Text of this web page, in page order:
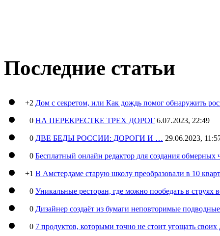
Последние статьи
+2 Дом с секретом, или Как дождь помог обнаружить
0 НА ПЕРЕКРЕСТКЕ ТРЕХ ДОРОГ 6.07.2023, 22:49
0 ДВЕ БЕДЫ РОССИИ: ДОРОГИ И … 29.06.2023,
0 Бесплатный онлайн редактор для создания обмерных
+1 В Амстердаме старую школу преобразовали в 10
0 Уникальные ресторан, где можно пообедать в струях
0 Дизайнер создаёт из бумаги неповторимые
0 7 продуктов, которыми точно не стоит угощать